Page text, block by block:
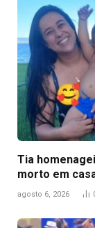
Tia
morto em
agosto 6, 2026